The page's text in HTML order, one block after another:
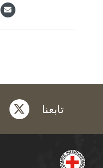
تابعنا twitter